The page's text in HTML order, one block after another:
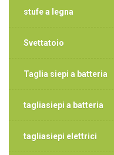
stufe a legna
Svettatoio
Taglia siepi a batteria
tagliasiepi a batteria
tagliasiepi elettrici